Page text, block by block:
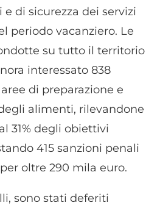
di sicurezza dei servizi
periodo vacanziero. Le
su tutto il territorio
interessato 838
di preparazione e
alimenti, rilevandone
31% degli obiettivi
415 sanzioni penali
oltre 290 mila euro.
sono stati deferiti